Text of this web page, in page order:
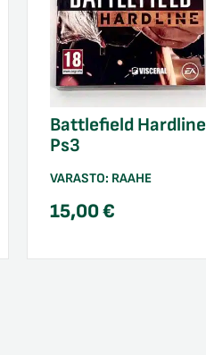
Battlefield Hardline
Ps3
VARASTO: RAAHE
15,00€